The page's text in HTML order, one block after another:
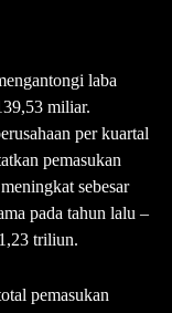
laba
miliar.
per kuartal
pemasukan
sebesar
pada tahun lalu –
triliun.
pemasukan